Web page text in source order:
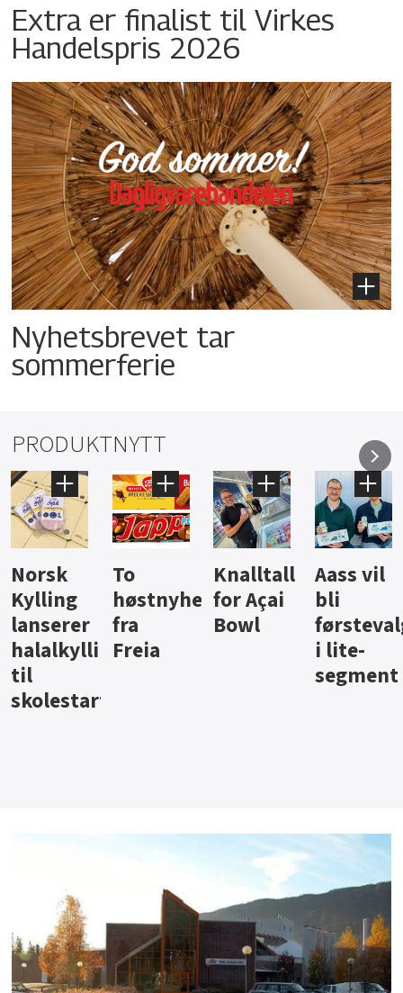
Extra er finalist til Virkes
Handelspris 2026
Nyhetsbrevet tar
sommerferie
PRODUKTNYTT
Knalltall
for Açai
Bowl
Aass vil
bli
førstevalg
i lite-
Brus og
jus fra
Berentsen
Hard
iste fra
Hansa